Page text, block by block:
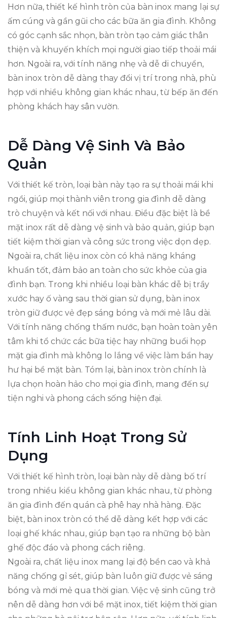
Hơn nữa, thiết kế hình tròn của bàn inox mang lại sự
ấm cúng và gần gũi cho các bữa ăn gia đình. Không
có góc cạnh sắc nhọn, bàn tròn tạo cảm giác thân
thiện và khuyến khích mọi người giao tiếp thoải mái
hơn. Ngoài ra, với tính năng nhẹ và dễ di chuyển,
bàn inox tròn dễ dàng thay đổi vị trí trong nhà, phù
hợp với nhiều không gian khác nhau, từ bếp ăn đến
phòng khách hay sân vườn.
Dễ Dàng Vệ Sinh Và Bảo
Quản
Với thiết kế tròn, loại bàn này tạo ra sự thoải mái khi
ngồi, giúp mọi thành viên trong gia đình dễ dàng
trò chuyện và kết nối với nhau. Điều đặc biệt là bề
mặt inox rất dễ dàng vệ sinh và bảo quản, giúp bạn
tiết kiệm thời gian và công sức trong việc dọn dẹp.
Ngoài ra, chất liệu inox còn có khả năng kháng
khuẩn tốt, đảm bảo an toàn cho sức khỏe của gia
đình bạn. Trong khi nhiều loại bàn khác dễ bị trầy
xước hay ố vàng sau thời gian sử dụng, bàn inox
tròn giữ được vẻ đẹp sáng bóng và mới mẻ lâu dài.
Với tính năng chống thấm nước, bạn hoàn toàn yên
tâm khi tổ chức các bữa tiệc hay những buổi họp
mặt gia đình mà không lo lắng về việc làm bẩn hay
hư hại bề mặt bàn. Tóm lại, bàn inox tròn chính là
lựa chọn hoàn hảo cho mọi gia đình, mang đến sự
tiện nghi và phong cách sống hiện đại.
Tính Linh Hoạt Trong Sử
Dụng
Với thiết kế hình tròn, loại bàn này dễ dàng bố trí
trong nhiều kiểu không gian khác nhau, từ phòng
ăn gia đình đến quán cà phê hay nhà hàng. Đặc
biệt, bàn inox tròn có thể dễ dàng kết hợp với các
loại ghế khác nhau, giúp bạn tạo ra những bộ bàn
ghế độc đáo và phong cách riêng.
Ngoài ra, chất liệu inox mang lại độ bền cao và khả
năng chống gỉ sét, giúp bàn luôn giữ được vẻ sáng
bóng và mới mẻ qua thời gian. Việc vệ sinh cũng trở
nên dễ dàng hơn với bề mặt inox, tiết kiệm thời gian